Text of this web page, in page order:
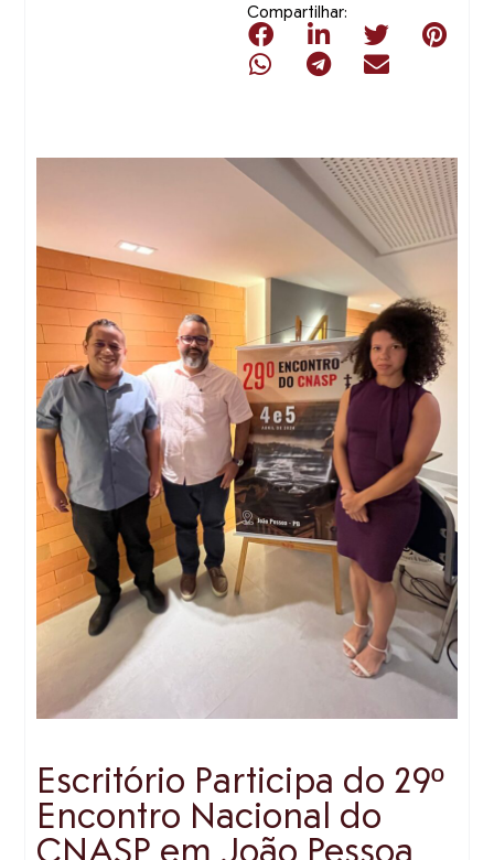
Compartilhar:
Escritório Participa do 29º
Encontro Nacional do
CNASP em João Pessoa